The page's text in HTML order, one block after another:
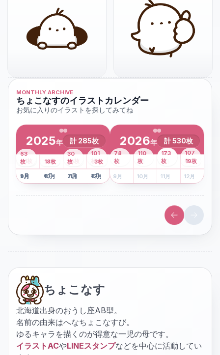
MONTHLY ARCHIVE
ちょこなすのイラストカレンダー
お気に入りのイラストを探してみてね
2025年 計 285枚
1月
2枚 2月 3月 4月
8枚
5月
41 枚
6月
13枚
7月
6枚
8月
101
枚
9月
63
枚
10月
18枚
11月
30
枚
12月
3枚
2026年 計530枚
1月 2月 3月
43
枚
4月
107
枚
5 月
78
枚
6月
110
枚
7月
173
枚
8月
19枚
9 月 10月 11月 12月
ちょこなす
北海道出身のおうし座AB型。
名前の由来はへなちょこなすび。
ゆるキャラを描くのが得意な一児の母です。
イラストACやLINEスタンプなどを中心に活動してい